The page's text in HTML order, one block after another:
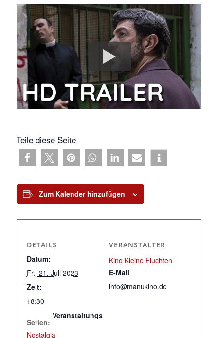
Teile diese Seite
Zum Kalender hinzufügen
DETAILS
Datum:
Fr., 21. Juli 2023
Zeit:
18:30
Serien:
Nostalgia
Veranstaltungs
VERANSTALTER
Kino Kleine Fluchten
E-Mail
info@manukino.de